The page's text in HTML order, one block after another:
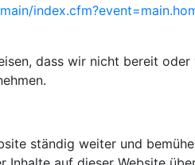
dass wir nicht bereit
ständig weiter und